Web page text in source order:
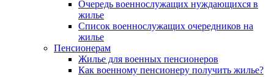
Очередь военнослужащих нуждающихся в
жилье
Список военнослужащих очередников на
жилье
Пенсионерам
Жилье для военных пенсионеров
Как военному пенсионеру получить жилье?